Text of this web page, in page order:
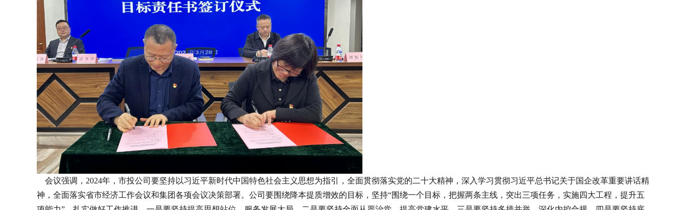
会议强调，2024年，市投公司要坚持以习近平新时代中国特色社会主义思想为指引，全面贯彻落实党的二十大精神，深入学习贯彻习近平总书记关于国企改革重要讲话精
神，全面落实省市经济工作会议和集团各项会议决策部署。公司要围绕降本提质增效的目标，坚持“围绕一个目标，把握两条主线，突出三项任务，实施四大工程，提升五